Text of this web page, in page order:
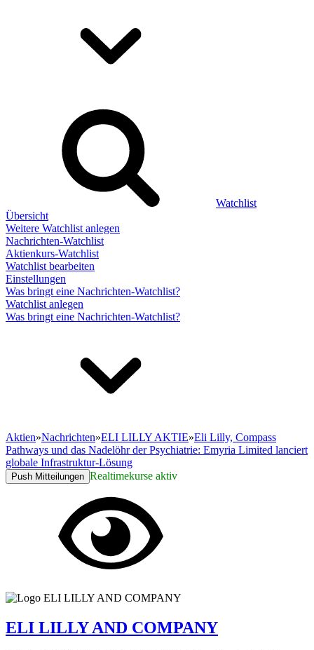
Watchlist
Übersicht
Weitere Watchlist anlegen
Nachrichten-Watchlist
Aktienkurs-Watchlist
Watchlist bearbeiten
Einstellungen
Was bringt eine Nachrichten-Watchlist?
Watchlist anlegen
Was bringt eine Nachrichten-Watchlist?
Aktien»Nachrichten»ELI LILLY AKTIE»Eli Lilly, Compass
Pathways und das Nadelöhr der Psychiatrie: Emyria Limited lanciert
globale Infrastruktur-Lösung
Push Mitteilungen Realtimekurse aktiv
ELI LILLY AND COMPANY